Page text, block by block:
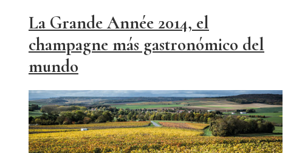
La Grande Année 2014, el
champagne más gastronómico del
mundo